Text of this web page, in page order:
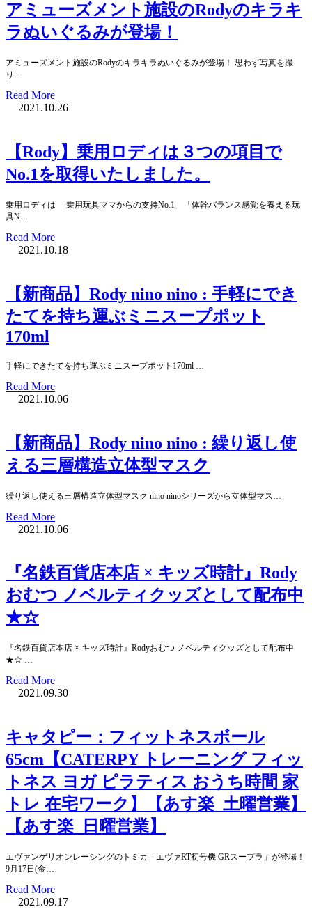
アミューズメント施設のRodyのキラキ
ラぬいぐるみが登場！
アミューズメント施設のRodyのキラキラぬいぐるみが登場！ 思わず写真を撮
り…
Read More
2021.10.26
【Rody】乗用ロディは３つの項目で
No.1を取得いたしました。
乗用ロディは 「乗用玩具ママからの支持No.1」「体幹バランス感覚を養える玩
具N…
Read More
2021.10.18
【新商品】Rody nino nino : 手軽にでき
たてを持ち運ぶミニスープポット
170ml
手軽にできたてを持ち運ぶミニスープポット170ml …
Read More
2021.10.06
【新商品】Rody nino nino : 繰り返し使
える三層構造立体型マスク
繰り返し使える三層構造立体型マスク nino ninoシリーズから立体型マス…
Read More
2021.10.06
『名鉄百貨店本店 × キッズ時計』Rody
おむつ ノベルティクッズとして配布中
★☆
『名鉄百貨店本店 × キッズ時計』Rodyおむつ ノベルティクッズとして配布中
★☆ …
Read More
2021.09.30
キャタピー：フィットネスボール
65cm【CATERPY トレーニング フィッ
トネス ヨガ ピラティス おうち時間 家
トレ 在宅ワーク】【あす楽_土曜営業】
【あす楽_日曜営業】
エヴァンゲリオンレーシングのトミカ「エヴァRT初号機 GRスープラ」が登場！
9月17日(金…
Read More
2021.09.17